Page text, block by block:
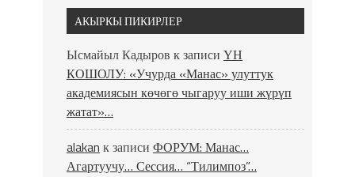
АКЫРКЫ ПИКИРЛЕР
Ысмайыл Кадыров к записи ҮН
КОШОЛУ: «Учурда «Манас» улуттук
академиясын көчөгө чыгаруу иши жүрүп
жатат»…
alakan к записи ФОРУМ: Манас…
Агартуучу… Сессия… “Тилимпоз”…